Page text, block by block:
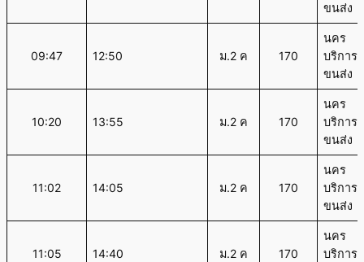
ขนส่ง
09:47 12:50 ม.2 ค 170
นคร
บริการ
ขนส่ง
10:20 13:55 ม.2 ค 170
นคร
บริการ
ขนส่ง
11:02 14:05 ม.2 ค 170
นคร
บริการ
ขนส่ง
11:05 14:40 ม.2 ค 170
นคร
บริการ